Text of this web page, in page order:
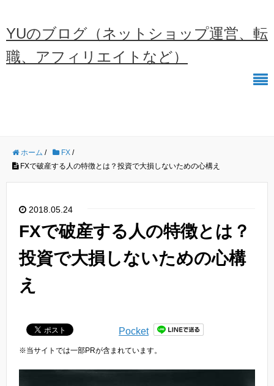
YUのブログ（ネットショップ運営、転
職、アフィリエイトなど）
ホーム / FX /
FXで破産する人の特徴とは？投資で大損しないための心構え
2018.05.24
FXで破産する人の特徴とは？
投資で大損しないための心構
え
Pocket
※当サイトでは一部PRが含まれています。